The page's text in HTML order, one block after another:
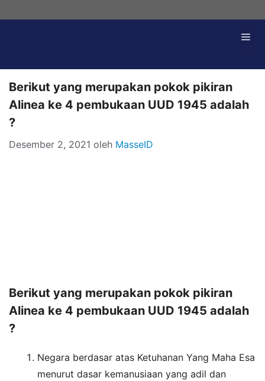
Berikut yang merupakan pokok pikiran
Alinea ke 4 pembukaan UUD 1945 adalah
?
Desember 2, 2021 oleh MasseID
Berikut yang merupakan pokok pikiran
Alinea ke 4 pembukaan UUD 1945 adalah
?
Negara berdasar atas Ketuhanan Yang Maha Esa
menurut dasar kemanusiaan yang adil dan